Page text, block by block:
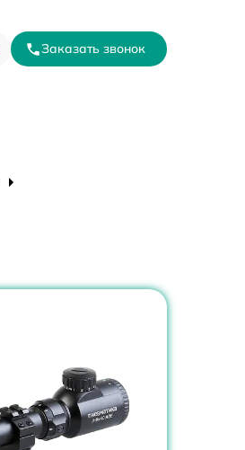
Заказать звонок